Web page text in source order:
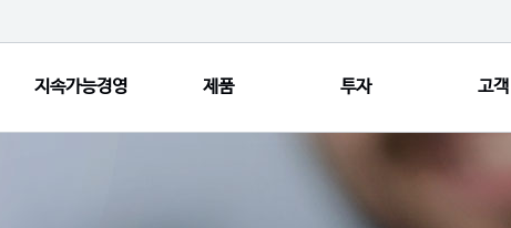
지속가능경영 제품 투자 고객